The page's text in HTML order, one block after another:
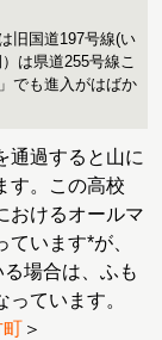
旧国道197号線(い
は県道255号線こ
でも進入がはばか
過すると山に
す。この高校
おけるオールマ
います*が、
場合は、ふも
ています。
町 ＞